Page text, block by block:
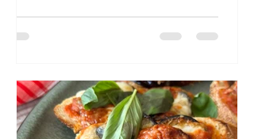
העבה במילאנו וכל מה שביניהן. כשראיתי את
הזוקיני הצבעוניים העגולים שיש עכשיו, מיד
זוקיני צבעוני, ירוק וצהוב, וערימות מוצרלה
נמתחת. זו פיצה בלי רוטב, אבל האמינו לי, היא
עסיסית ומשגעת. עם נגיעות פסטו בזיליקום
פשוט בעולם, הפיצה הזו משל